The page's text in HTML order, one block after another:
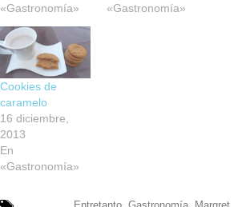
«Gastronomía»
«Gastronomía»
Cookies de
caramelo
16 diciembre,
2013
En
«Gastronomía»